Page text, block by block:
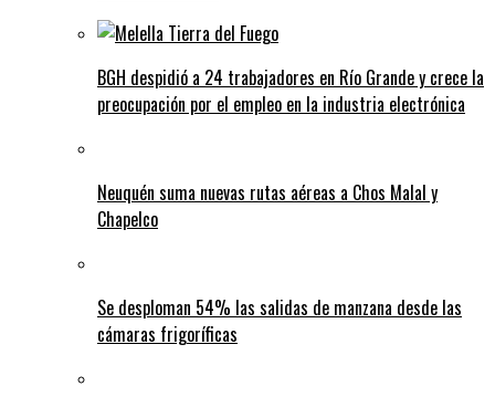
BGH despidió a 24 trabajadores en Río Grande y crece la
preocupación por el empleo en la industria electrónica
Neuquén suma nuevas rutas aéreas a Chos Malal y
Chapelco
Se desploman 54% las salidas de manzana desde las
cámaras frigoríficas